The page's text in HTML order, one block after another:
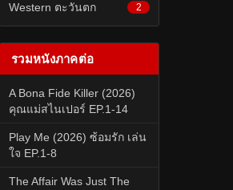
Western ตะวันตก 2
รวมหนังภาคต่อ
A Bona Fide Killer (2026)
คุณแม่สไนเปอร์ EP.1-14
Play Me (2026) ซ้อมรัก เล่น
ใจ EP.1-8
The Affair Was Just The